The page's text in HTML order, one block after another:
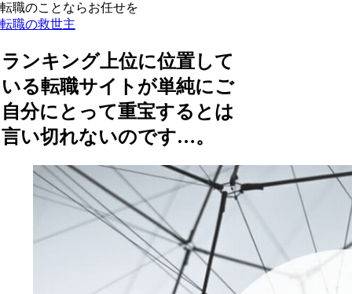
転職のことならお任せを
転職の救世主
ランキング上位に位置して
いる転職サイトが単純にご
自分にとって重宝するとは
言い切れないのです…。